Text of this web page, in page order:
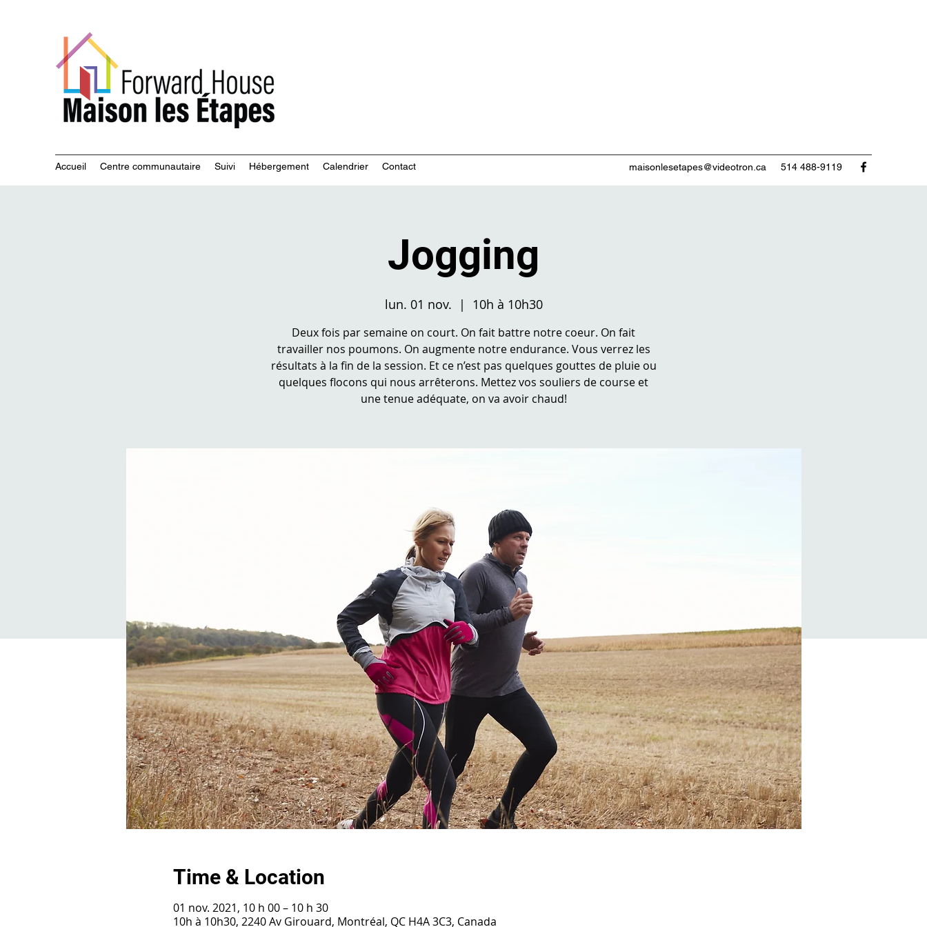
Accueil Centre communautaire Suivi Hébergement Calendrier Contact maisonlesetapes@videotron.ca 514 488-9119
Jogging
lun. 01 nov.
  |
10h à 10h30
Deux fois par semaine on court. On fait battre notre coeur. On fait
travailler nos poumons. On augmente notre endurance. Vous verrez les
résultats à la fin de la session. Et ce n’est pas quelques gouttes de pluie ou
quelques flocons qui nous arrêterons. Mettez vos souliers de course et
une tenue adéquate, on va avoir chaud!
Time & Location
01 nov. 2021, 10 h 00 – 10 h 30
10h à 10h30, 2240 Av Girouard, Montréal, QC H4A 3C3, Canada